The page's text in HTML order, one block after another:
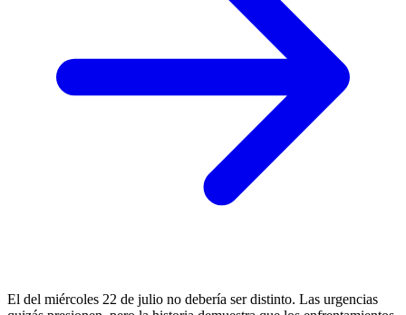
El del miércoles 22 de julio no debería ser distinto. Las urgencias